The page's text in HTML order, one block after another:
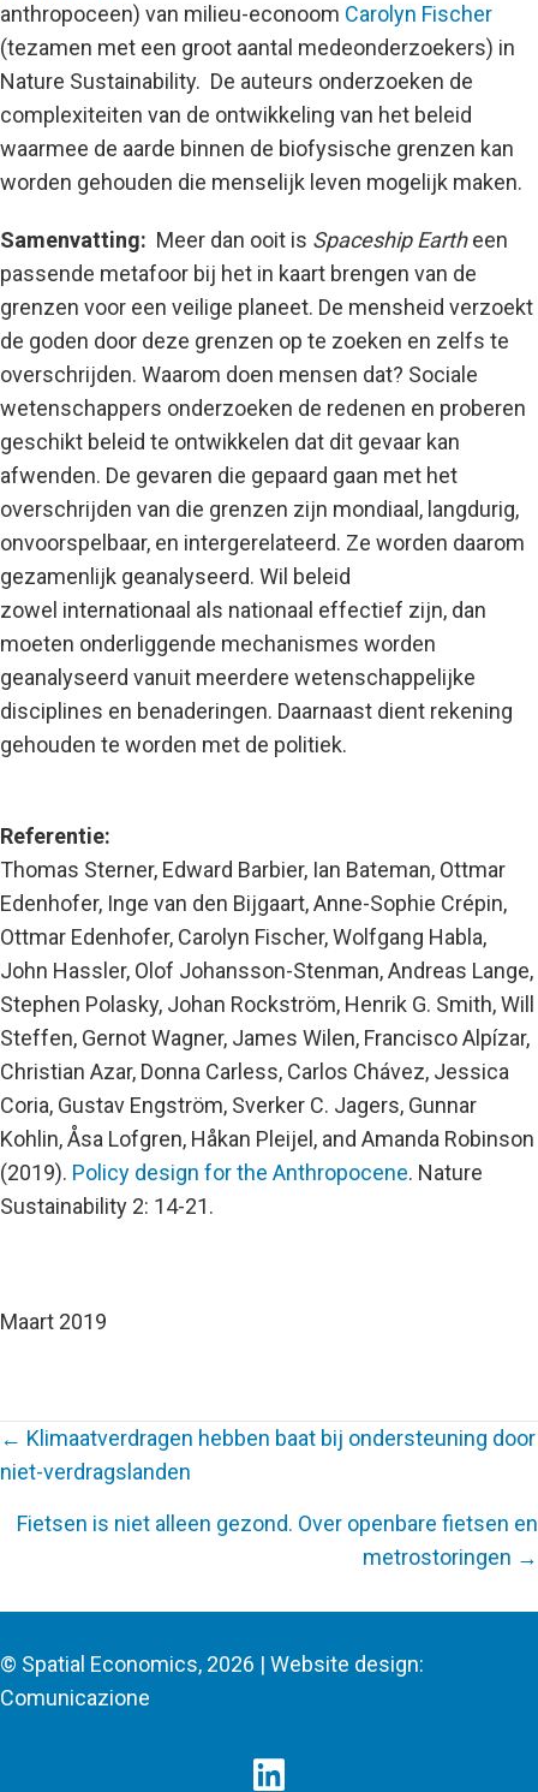
anthropoceen) van milieu-econoom Carolyn Fischer
(tezamen met een groot aantal medeonderzoekers) in
Nature Sustainability. De auteurs onderzoeken de
complexiteiten van de ontwikkeling van het beleid
waarmee de aarde binnen de biofysische grenzen kan
worden gehouden die menselijk leven mogelijk maken.
Samenvatting: Meer dan ooit is Spaceship Eartheen
passende metafoor bij het in kaart brengen van de
grenzen voor een veilige planeet. De mensheid verzoekt
de goden door deze grenzen op te zoeken en zelfs te
overschrijden. Waarom doen mensen dat? Sociale
wetenschappers onderzoeken de redenen en proberen
geschikt beleid te ontwikkelen dat dit gevaar kan
afwenden. De gevaren die gepaard gaan met het
overschrijden van die grenzen zijn mondiaal, langdurig,
onvoorspelbaar, en intergerelateerd. Ze worden daarom
gezamenlijk geanalyseerd. Wil beleid
zowel internationaal als nationaal effectief zijn, dan
moeten onderliggende mechanismes worden
geanalyseerd vanuit meerdere wetenschappelijke
disciplines en benaderingen. Daarnaast dient rekening
gehouden te worden met de politiek.
Referentie:
Thomas Sterner, Edward Barbier, Ian Bateman, Ottmar
Edenhofer, Inge van den Bijgaart, Anne-Sophie Crépin,
Ottmar Edenhofer, Carolyn Fischer, Wolfgang Habla,
John Hassler, Olof Johansson-Stenman, Andreas Lange,
Stephen Polasky, Johan Rockström, Henrik G. Smith, Will
Steffen, Gernot Wagner, James Wilen, Francisco Alpízar,
Christian Azar, Donna Carless, Carlos Chávez, Jessica
Coria, Gustav Engström, Sverker C. Jagers, Gunnar
Kohlin, Åsa Lofgren, Håkan Pleijel, and Amanda Robinson
(2019). Policy design for the Anthropocene. Nature
Sustainability 2: 14-21.
Maart 2019
navigation
← Klimaatverdragen hebben baat bij ondersteuning door
niet-verdragslanden
Fietsen is niet alleen gezond. Over openbare fietsen en
metrostoringen →
© Spatial Economics, 2026 | Website design:
Comunicazione